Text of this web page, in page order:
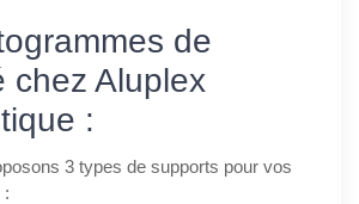
de
chez Aluplex
:
3 types de supports pour vos
: